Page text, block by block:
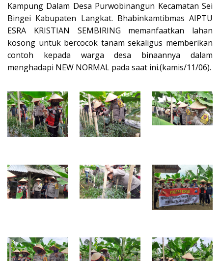
Kampung Dalam Desa Purwobinangun Kecamatan Sei
Bingei Kabupaten Langkat. Bhabinkamtibmas AIPTU
ESRA KRISTIAN SEMBIRING memanfaatkan lahan
kosong untuk bercocok tanam sekaligus memberikan
contoh kepada warga desa binaannya dalam
menghadapi NEW NORMAL pada saat ini.(kamis/11/06).